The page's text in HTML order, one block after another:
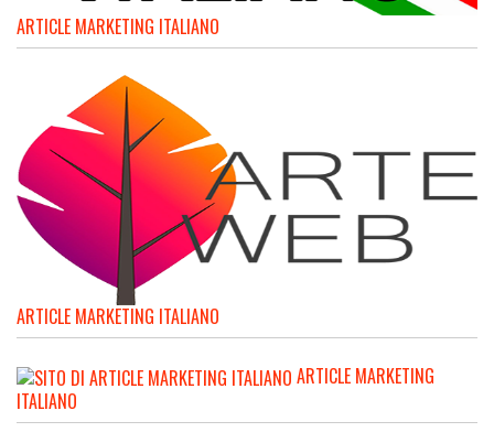
ARTICLE MARKETING ITALIANO
ARTICLE MARKETING ITALIANO
ARTICLE MARKETING
ITALIANO